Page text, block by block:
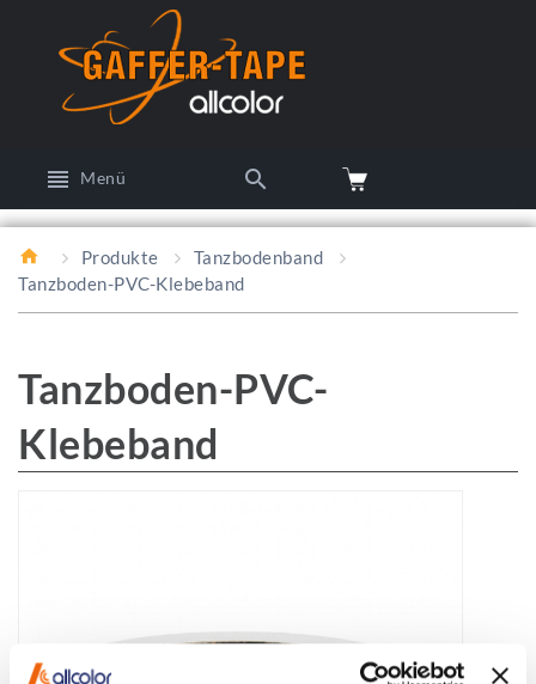
Menü
Produkte
Tanzbodenband
Tanzboden-PVC-Klebeband
Tanzboden-PVC-
Klebeband